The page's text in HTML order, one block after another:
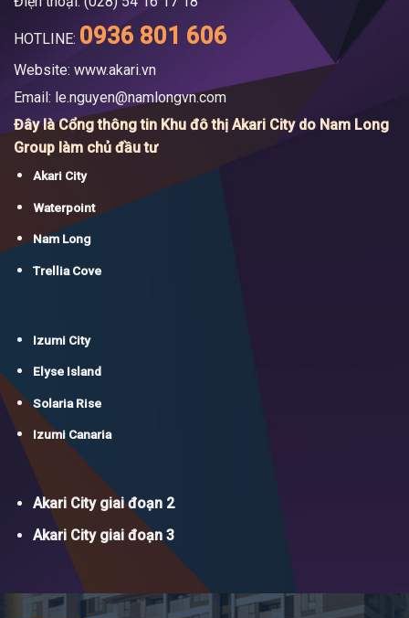
HOTLINE: 0936 801 606
Website: www.akari.vn
Email: le.nguyen@namlongvn.com
Đây là Cổng thông tin Khu đô thị Akari City do Nam Long
Group làm chủ đầu tư
Akari City
Waterpoint
Nam Long
Trellia Cove
Izumi City
Elyse Island
Solaria Rise
Izumi Canaria
Akari City giai đoạn 2
Akari City giai đoạn 3